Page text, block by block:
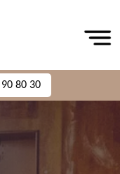
80 30